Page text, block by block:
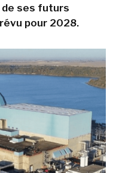
ses futurs
pour 2028.